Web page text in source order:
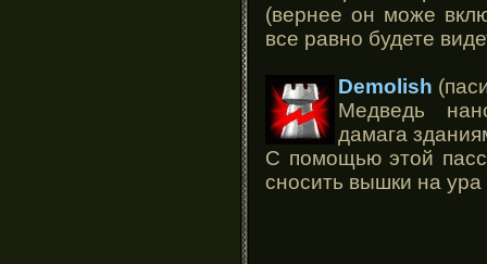
(вернее он може
все равно будете
Demolish
Медведь
дамага
С помощью этой
сносить вышки на ура